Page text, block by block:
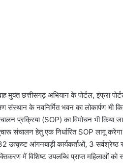
मुक्त छत्तीसगढ़ अभियान के पोर्टल, इंफ्रा
संस्थान के नवनिर्मित भवन का लोकार्पण भी
प्रक्रिया (SOP) का विमोचन भी किया
संचालन हेतु एक निर्धारित SOP लागू
उत्कृष्ट आंगनबाड़ी कार्यकर्ताओं, 3
में विशिष्ट उपलब्धि प्राप्त महिलाओं को